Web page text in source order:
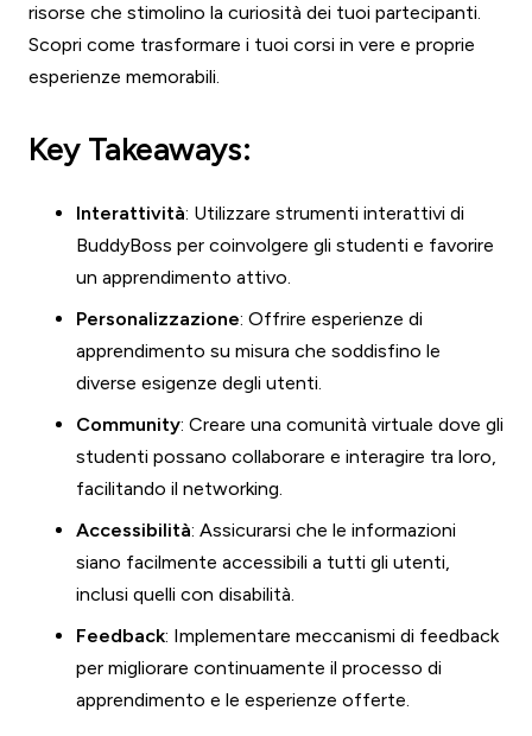
risorse che stimolino la curiosità dei tuoi partecipanti.
Scopri come trasformare i tuoi corsi in vere e proprie
esperienze memorabili.
Key Takeaways:
Interattività: Utilizzare strumenti interattivi di
BuddyBoss per coinvolgere gli studenti e favorire
un apprendimento attivo.
Personalizzazione: Offrire esperienze di
apprendimento su misura che soddisfino le
diverse esigenze degli utenti.
Community: Creare una comunità virtuale dove gli
studenti possano collaborare e interagire tra loro,
facilitando il networking.
Accessibilità: Assicurarsi che le informazioni
siano facilmente accessibili a tutti gli utenti,
inclusi quelli con disabilità.
Feedback: Implementare meccanismi di feedback
per migliorare continuamente il processo di
apprendimento e le esperienze offerte.